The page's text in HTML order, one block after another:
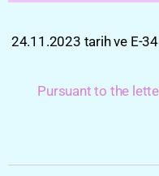
24.11.2023 tarih ve E-
Pursuant to the